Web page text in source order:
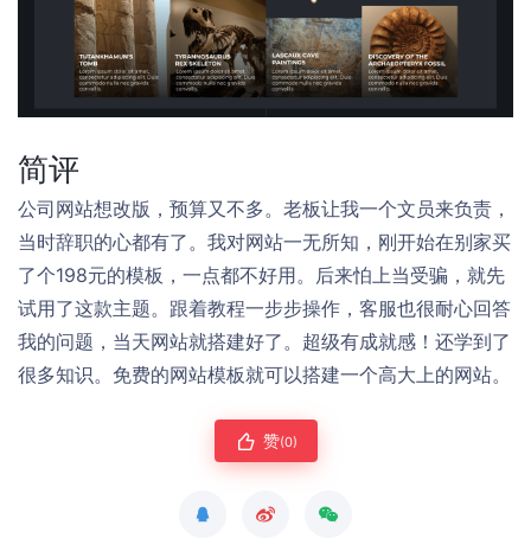
简评
公司网站想改版，预算又不多。老板让我一个文员来负责，
当时辞职的心都有了。我对网站一无所知，刚开始在别家买
了个198元的模板，一点都不好用。后来怕上当受骗，就先
试用了这款主题。跟着教程一步步操作，客服也很耐心回答
我的问题，当天网站就搭建好了。超级有成就感！还学到了
很多知识。免费的网站模板就可以搭建一个高大上的网站。
赞(0)